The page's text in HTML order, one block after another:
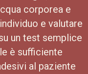
corporea e
e valutare
un test semplice
è sufficiente
al paziente